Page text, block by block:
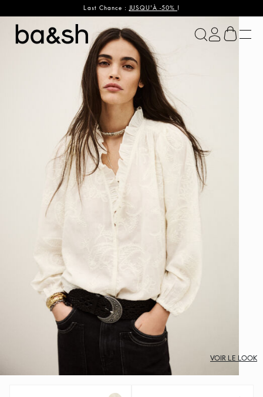
Last Chance :JUSQU'À -50% !
ba&sh
VOIR LE LOOK